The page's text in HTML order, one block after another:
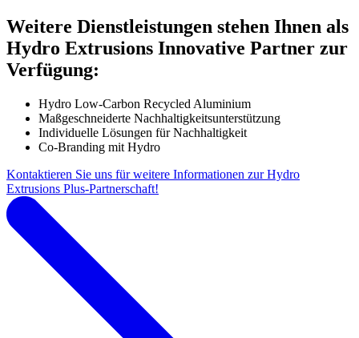
Weitere Dienstleistungen stehen Ihnen als
Hydro Extrusions Innovative Partner zur
Verfügung:
Hydro Low-Carbon Recycled Aluminium
Maßgeschneiderte Nachhaltigkeitsunterstützung
Individuelle Lösungen für Nachhaltigkeit
Co-Branding mit Hydro
Kontaktieren Sie uns für weitere Informationen zur Hydro
Extrusions Plus-Partnerschaft!